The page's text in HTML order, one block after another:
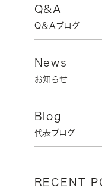
Q&A
Q＆Aブログ
News
お知らせ
Blog
代表ブログ
RECENT